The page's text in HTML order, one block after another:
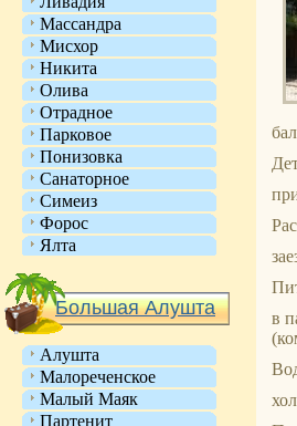
Массандра
Мисхор
Никита
Олива
Отрадное
Парковое
Понизовка
Санаторное
Симеиз
Форос
Ялта
Большая Алушта
Алушта
Малореченское
Малый Маяк
Партенит
в